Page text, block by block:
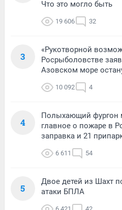
Что это могло быть
19 606 32
3
«Рукотворной
Росрыболовстве
Азовском море
10 092 4
4
Полыхающий фургон
главное о пожаре в
заправка и 21
6 611 54
5
Двое детей из Шахт
атаки БПЛА